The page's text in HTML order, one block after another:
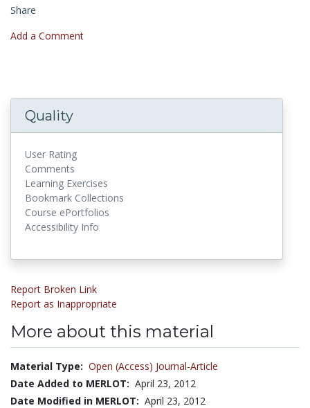
Share
Add a Comment
Quality
User Rating
Comments
Learning Exercises
Bookmark Collections
Course ePortfolios
Accessibility Info
Report Broken Link
Report as Inappropriate
More about this material
Material Type: Open (Access) Journal-Article
Date Added to MERLOT: April 23, 2012
Date Modified in MERLOT: April 23, 2012